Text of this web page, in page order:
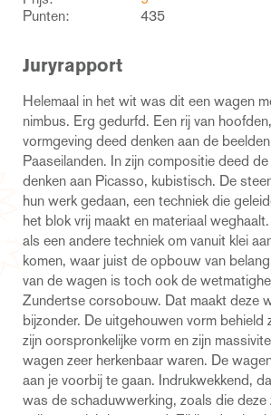
Punten:
435
Juryrapport
Helemaal in het wit was dit een wagen
nimbus. Erg gedurfd. Een rij van
vormgeving deed denken aan de
Paaseilanden. In zijn compositie deed
denken aan Picasso, kubistisch. De
hun werk gedaan, een techniek die
het blok vrij maakt en materiaal
als een andere techniek om vanuit klei
komen, waar juist de opbouw van
van de wagen is toch ook de
Zundertse corsobouw. Dat maakt deze
bijzonder. De uitgehouwen vorm behield
zijn oorspronkelijke vorm en zijn
wagen zeer herkenbaar waren. De
aan je voorbij te gaan. Indrukwekkend,
was de schaduwwerking, zoals die